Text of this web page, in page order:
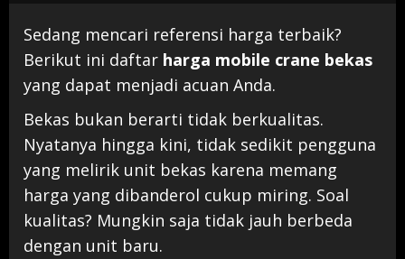
Sedang mencari referensi harga terbaik?
Berikut ini daftar harga mobile crane bekas
yang dapat menjadi acuan Anda.
Bekas bukan berarti tidak berkualitas.
Nyatanya hingga kini, tidak sedikit pengguna
yang melirik unit bekas karena memang
harga yang dibanderol cukup miring. Soal
kualitas? Mungkin saja tidak jauh berbeda
dengan unit baru.